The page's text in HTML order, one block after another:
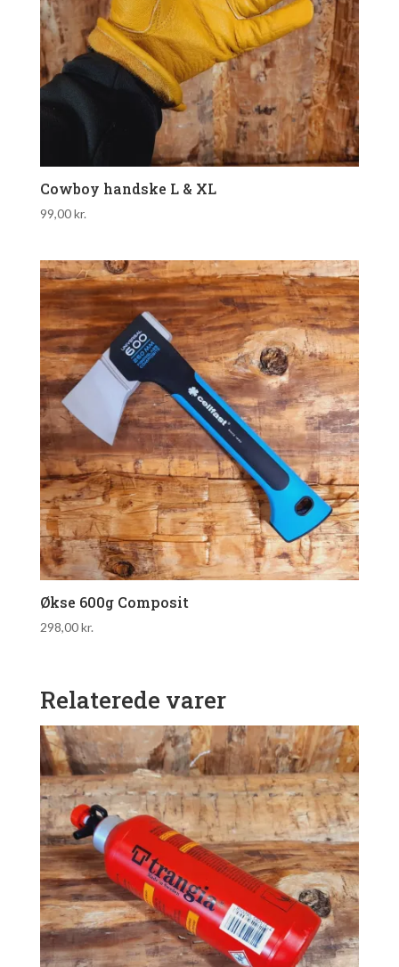
Cowboy handske L & XL
99,00kr.
Økse 600g Composit
298,00kr.
Relaterede varer